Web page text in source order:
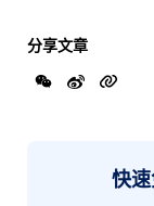
分享文章
快